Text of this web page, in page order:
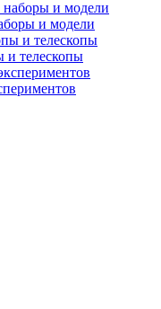
и модели
и телескопы